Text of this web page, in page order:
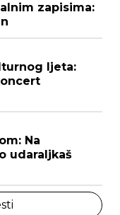
zapisima:
ljeta:
Na
udaraljkaš